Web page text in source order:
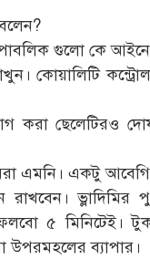
পাবলিক গুলো কে
কোয়ালিটি
করা ছেলেটিরও
এমনি। একটু
রাখবেন।
৫ মিনিটেই।
উপরমহলের ব্যাপার।